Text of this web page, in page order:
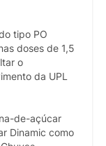
tipo PO
doses de 1,5
o
da UPL
de-açúcar
Dinamic como